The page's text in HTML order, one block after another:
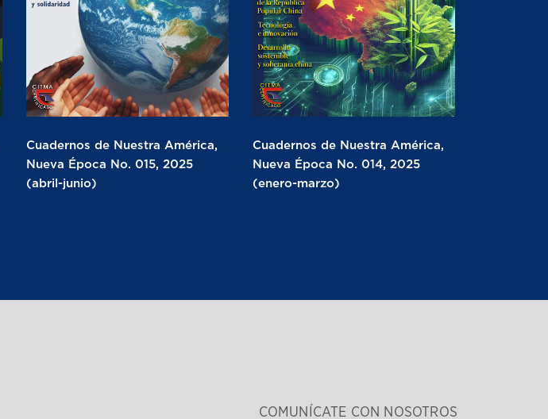
Cuadernos de Nuestra América,
Nueva Época No. 015, 2025
(abril-junio)
Cuadernos de Nuestra América,
Nueva Época No. 014, 2025
(enero-marzo)
COMUNÍCATE CON NOSOTROS